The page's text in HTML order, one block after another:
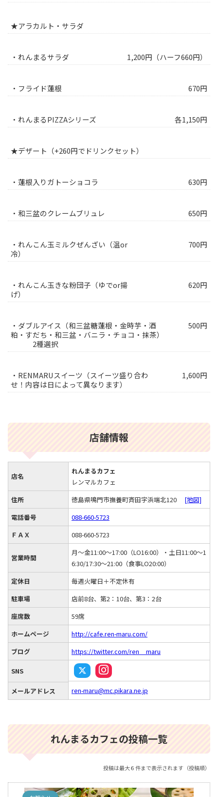
★アラカルト・サラダ
・れんまるサラダ 1,200円（ハーフ660円）
・フライド蓮根 670円
・れんまるPIZZAシリーズ 各1,150円
★デザート（+260円でドリンクセット）
・蓮根入りガトーショコラ 630円
・和三盆のクレームブリュレ 650円
・れんこん玉ミルクぜんざい（温or
冷）
700円
・れんこん玉きな粉団子（ゆでor揚
げ）
620円
・ダブルアイス（和三盆糖蓮根・金時芋・酒
粕・すだち・和三盆・バニラ・チョコ・抹茶）
2種選択
500円
・RENMARUスイーツ（スイーツ盛り合わ
せ！内容は日によって異なります）
1,600円
店舗情報
店名
れんまるカフェ
レンマルカフェ
住所
徳島県鳴門市撫養町斉田字浜端北120 [地図]
電話番号
088-660-5723
ＦＡＸ
088-660-5723
営業時間
月～金11:00～17:00（LO16:00）・土日11:00～1
6:30/17:30～21:00（食事LO20:00）
定休日
毎週火曜日＋不定休有
駐車場
店前8台、第2：10台、第3：2台
座席数
59席
ホームページ
http://cafe.ren-maru.com/
ブログ
https://twitter.com/ren__maru
SNS
メールアドレス ren-maru@mc.pikara.ne.jp
れんまるカフェの投稿一覧
投稿は最大６件まで表示されます（投稿順）